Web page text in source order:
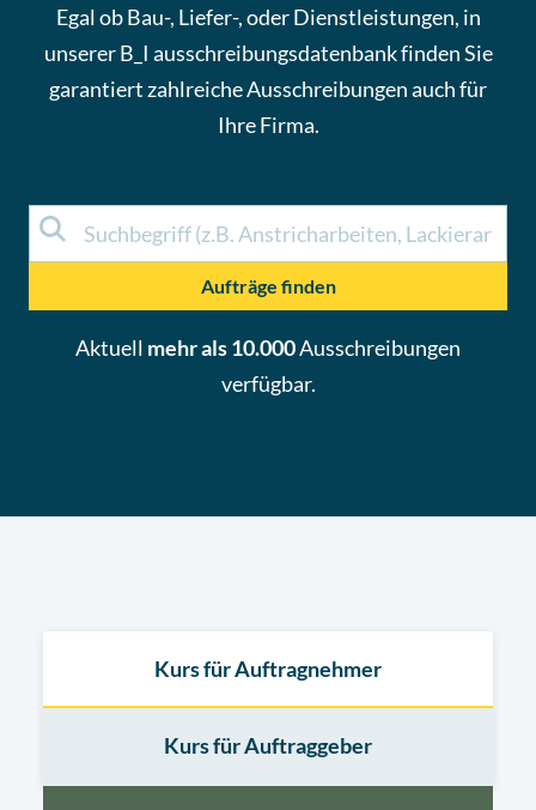
Egal ob Bau-, Liefer-, oder Dienstleistungen, in
unserer B_I ausschreibungsdatenbank finden Sie
garantiert zahlreiche Ausschreibungen auch für
Ihre Firma.
Aufträge finden
Aktuell mehr als 10.000Ausschreibungen
verfügbar.
Kurs für Auftragnehmer
Kurs für Auftraggeber